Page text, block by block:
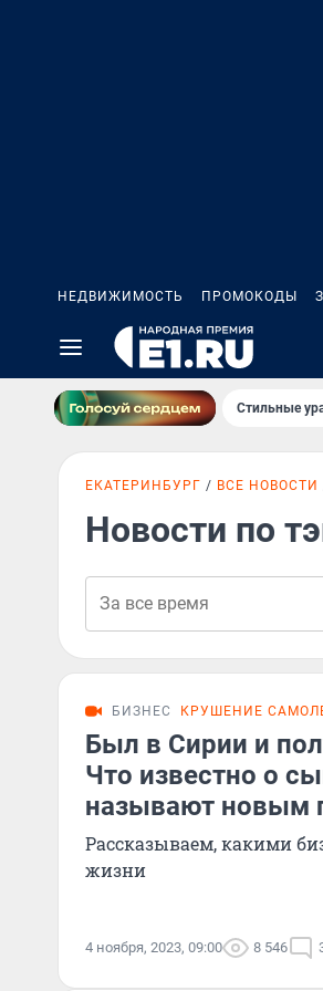
НЕДВИЖИМОСТЬ ПРОМОКОДЫ
Стильные
ЕКАТЕРИНБУРГ ВСЕ НОВОСТИ
Новости по
БИЗНЕС КРУШЕНИЕ
Был в Сирии и
Что известно о
называют новым
Рассказываем, какими
жизни
4 ноября, 2023, 09:00 8 546